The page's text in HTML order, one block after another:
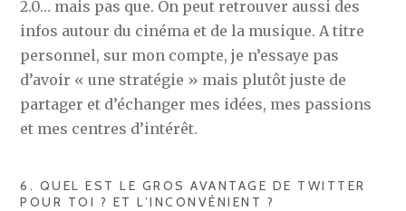
2.0… mais pas que. On peut retrouver aussi des
infos autour du cinéma et de la musique. A titre
personnel, sur mon compte, je n’essaye pas
d’avoir « une stratégie » mais plutôt juste de
partager et d’échanger mes idées, mes passions
et mes centres d’intérêt.
6. QUEL EST LE GROS AVANTAGE DE TWITTER
POUR TOI ? ET L’INCONVÉNIENT ?